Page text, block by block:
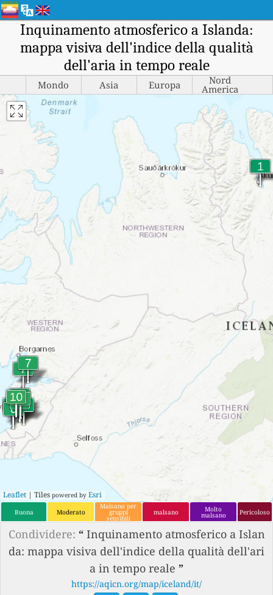
Inquinamento atmosferico a Islanda:
mappa visiva dell'indice della qualità
dell'aria in tempo reale
Mondo Asia Europa Nord
America
Leaflet | Tiles powered by Esri
Buona Moderato
Malsano per
gruppi
sensibili
malsano Molto
malsano Pericoloso
Condividere: “ Inquinamento atmosferico a Islan
da: mappa visiva dell'indice della qualità dell'ari
a in tempo reale ”
https://aqicn.org/map/iceland/it/